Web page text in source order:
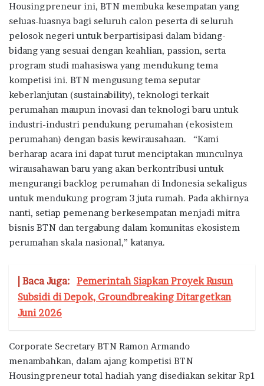
Housingpreneur ini, BTN membuka kesempatan yang
seluas-luasnya bagi seluruh calon peserta di seluruh
pelosok negeri untuk berpartisipasi dalam bidang-
bidang yang sesuai dengan keahlian, passion, serta
program studi mahasiswa yang mendukung tema
kompetisi ini. BTN mengusung tema seputar
keberlanjutan (sustainability), teknologi terkait
perumahan maupun inovasi dan teknologi baru untuk
industri-industri pendukung perumahan (ekosistem
perumahan) dengan basis kewirausahaan. “Kami
berharap acara ini dapat turut menciptakan munculnya
wirausahawan baru yang akan berkontribusi untuk
mengurangi backlog perumahan di Indonesia sekaligus
untuk mendukung program 3 juta rumah. Pada akhirnya
nanti, setiap pemenang berkesempatan menjadi mitra
bisnis BTN dan tergabung dalam komunitas ekosistem
perumahan skala nasional,” katanya.
| Baca Juga: Pemerintah Siapkan Proyek Rusun
Subsidi di Depok, Groundbreaking Ditargetkan
Juni 2026
Corporate Secretary BTN Ramon Armando
menambahkan, dalam ajang kompetisi BTN
Housingpreneur total hadiah yang disediakan sekitar Rp1